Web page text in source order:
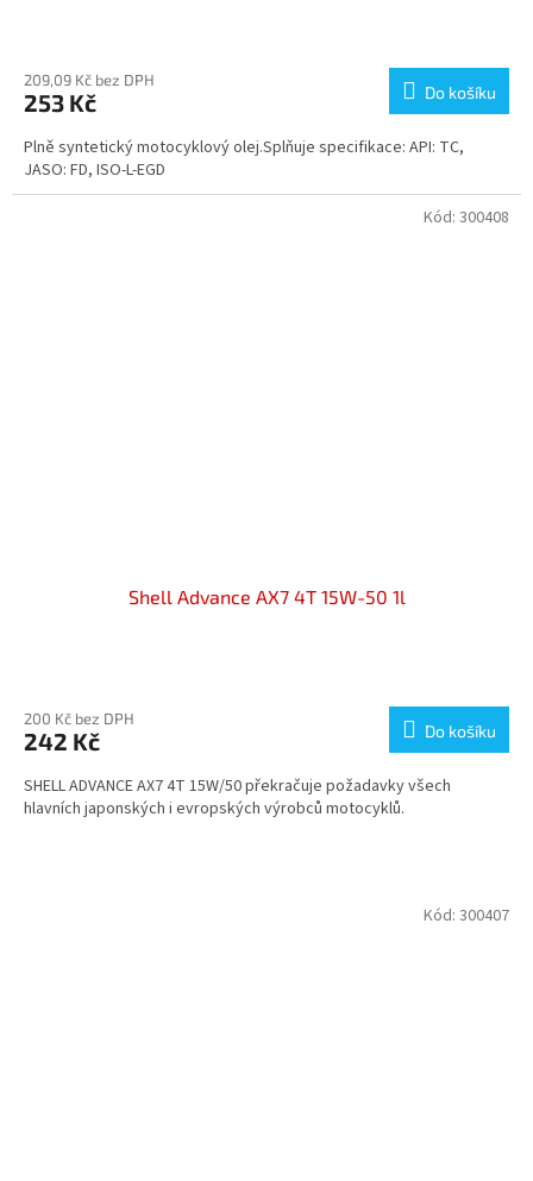
produktu
je
z
5
hvězdiček.
209,09 Kč bez DPH
253 Kč Do košíku
Plně syntetický motocyklový olej.Splňuje specifikace: API: TC,
JASO: FD, ISO-L-EGD
Shell Advance AX7 4T 15W-50 1l
produktu
je
z
5
200 Kč bez DPH
242 Kč Do košíku
SHELL ADVANCE AX7 4T 15W/50 překračuje požadavky všech
hlavních japonských i evropských výrobců motocyklů.
Kód: 300408
Kód: 300407